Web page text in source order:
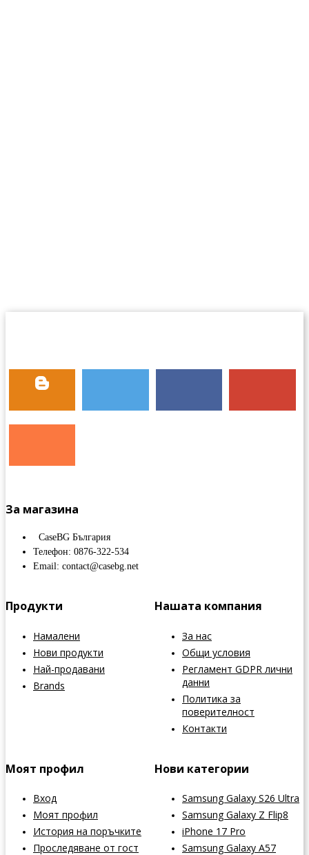
За магазина
CaseBG България
Телефон: 0876-322-534
Email: contact@casebg.net
Продукти
Намалени
Нови продукти
Най-продавани
Brands
Нашата компания
За нас
Общи условия
Регламент GDPR лични
данни
Политика за
поверителност
Контакти
Моят профил
Вход
Моят профил
История на поръчките
Проследяване от гост
Нови категории
Samsung Galaxy S26 Ultra
Samsung Galaxy Z Flip8
iPhone 17 Pro
Samsung Galaxy A57